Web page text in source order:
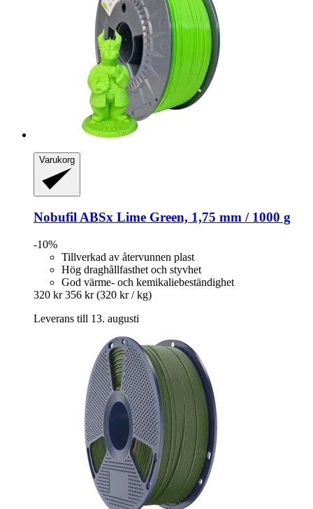
Varukorg
Nobufil ABSx Lime Green, 1,75 mm / 1000 g
-10%
Tillverkad av återvunnen plast
Hög draghållfasthet och styvhet
God värme- och kemikaliebeständighet
320 kr 356 kr (320 kr / kg)
Leverans till 13. augusti